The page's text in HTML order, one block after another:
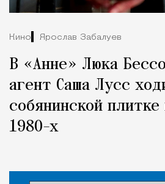
Кино Ярослав Забалуев
В «Анне» Люка
агент Саша Лусс
собянинской
1980-х